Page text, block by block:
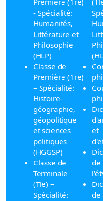
Première (1re)
- Spécialité:
Humanités,
Littérature et
Philosophie
(HLP)
Classe de
Première (1re)
– Spécialité:
Histoire-
géographie,
géopolitique
et sciences
politiques
(HGGSP)
Classe de
Terminale
(Tle) –
Spécialité:
et
de
de